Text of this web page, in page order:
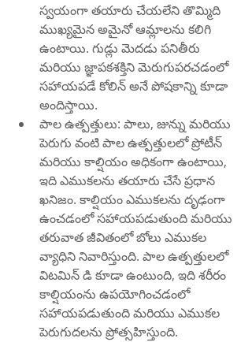
స్వయంగా తయారు చేయలేని తొమ్మిది
ముఖ్యమైన అమైనో ఆమ్లాలను కలిగి
ఉంటాయి. గుడ్లు మెదడు పనితీరు
మరియు జ్ఞాపకశక్తిని మెరుగుపరచడంలో
సహాయపడే కోలిన్ అనే పోషకాన్ని కూడా
అందిస్తాయి.
పాల ఉత్పత్తులు: పాలు, జున్ను మరియు
పెరుగు వంటి పాల ఉత్పత్తులలో ప్రోటీన్
మరియు కాల్షియం అధికంగా ఉంటాయి,
ఇది ఎముకలను తయారు చేసే ప్రధాన
ఖనిజం. కాల్షియం ఎముకలను దృఢంగా
ఉంచడంలో సహాయపడుతుంది మరియు
తరువాత జీవితంలో బోలు ఎముకల
వ్యాధిని నివారిస్తుంది. పాల ఉత్పత్తులలో
విటమిన్ డి కూడా ఉంటుంది, ఇది శరీరం
కాల్షియంను ఉపయోగించడంలో
సహాయపడుతుంది మరియు ఎముకల
పెరుగుదలను ప్రోత్సహిస్తుంది.